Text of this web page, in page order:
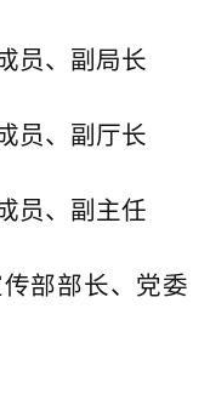
员、副局长
员、副厅长
员、副主任
部部长、党委